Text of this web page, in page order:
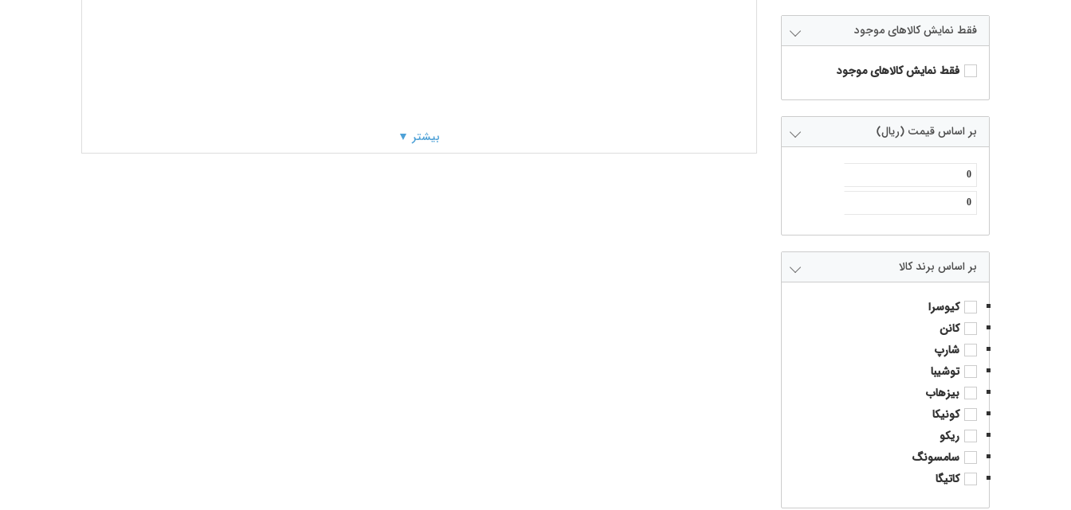
بیشتر ▼
فقط نمایش کالاهای موجود
فقط نمایش کالاهای موجود
بر اساس قیمت (ریال)
برند کالا
کیوسرا
کانن
شارپ
توشیبا
بیزهاب
کونیکا
ریکو
سامسونگ
کاتیگا